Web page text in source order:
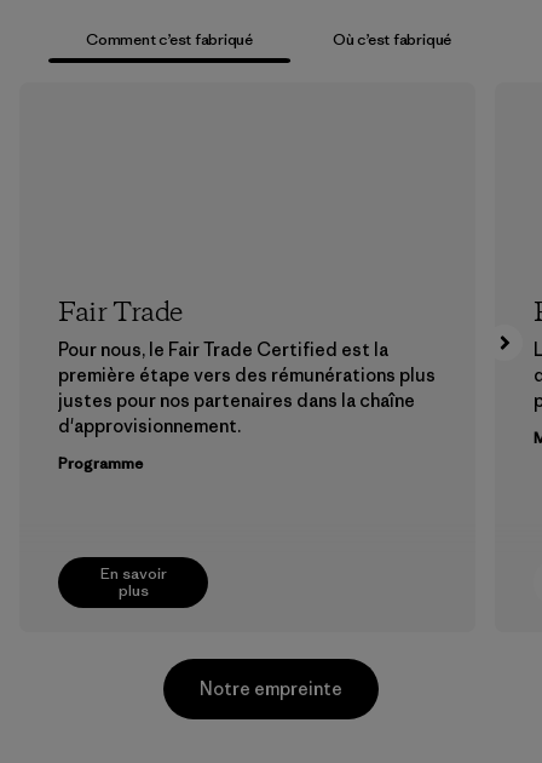
Comment c’est fabriqué Où c’est fabriqué
En savoir
plus
Fair Trade
Pour nous, le Fair Trade Certified est la
première étape vers des rémunérations plus
justes pour nos partenaires dans la chaîne
d'approvisionnement.
Programme
Notre empreinte